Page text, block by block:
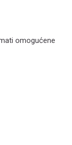
omogućene